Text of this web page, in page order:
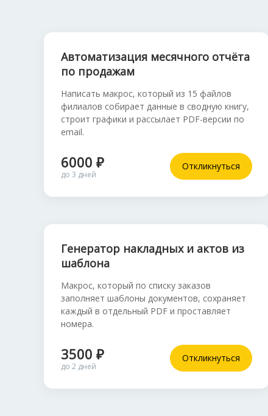
Автоматизация месячного отчёта
по продажам
Написать макрос, который из 15 файлов
филиалов собирает данные в сводную книгу,
строит графики и рассылает PDF-версии по
email.
6000 ₽
до 3 дней
Откликнуться
Генератор накладных и актов из
шаблона
Макрос, который по списку заказов
заполняет шаблоны документов, сохраняет
каждый в отдельный PDF и проставляет
номера.
3500 ₽
до 2 дней
Откликнуться